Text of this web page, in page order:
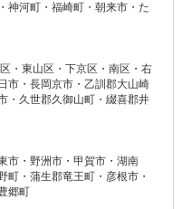
神河町・福崎町・朝来市・た
・東山区・下京区・南区・右
市・長岡京市・乙訓郡大山崎
・久世郡久御山町・綴喜郡井
市・野洲市・甲賀市・湖南
町・蒲生郡竜王町・彦根市・
郷町